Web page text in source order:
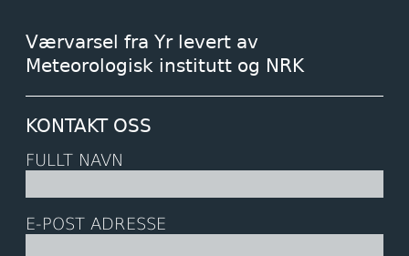
15. april 2026
15. april 2026
Værvarsel fra Yr levert av
Meteorologisk institutt og NRK
KONTAKT OSS
FULLT NAVN
E-POST ADRESSE